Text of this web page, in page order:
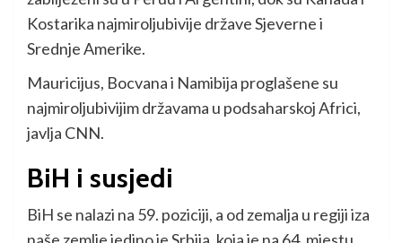
Kostarika najmiroljubivije države Sjeverne i
Srednje Amerike.
Mauricijus, Bocvana i Namibija proglašene su
najmiroljubivijim državama u podsaharskoj Africi,
javlja CNN.
BiH i susjedi
BiH se nalazi na 59. poziciji, a od zemalja u regiji iza
naše zemlje jedino je Srbija, koja je na 64. mjestu.